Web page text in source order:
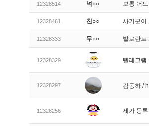
12328514 넉○○ 보통 어
12328461 친○○ 사기꾼이
12328333 무○○ 발로란트
12328329 텔레그램
12328297 김동하 /
12328256 제가 등